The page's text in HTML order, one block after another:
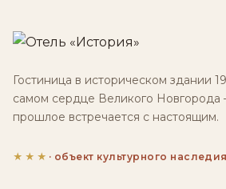
Гостиница в историческом здании
самом сердце Великого Новгорода
прошлое встречается с настоящим.
★★★ · объект культурного наследия